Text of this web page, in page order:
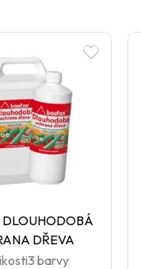
DLOUHODOBÁ
DŘEVA
3 barvy